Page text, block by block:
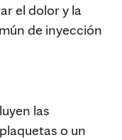
el dolor y la
de inyección
las
o un